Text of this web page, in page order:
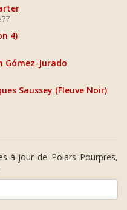
4)
Gómez-Jurado
Saussey (Fleuve Noir)
à-jour de Polars Pourpres,